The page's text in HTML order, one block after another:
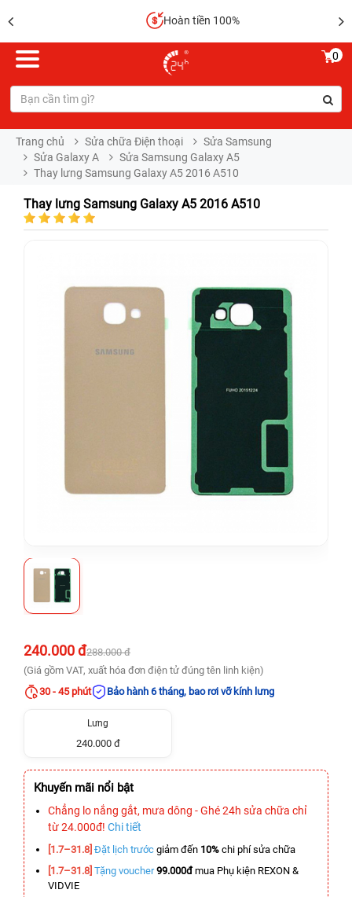
Hoàn tiền 100%
0
Trang chủ Sửa chữa Điện thoại
Sửa Samsung
Sửa Galaxy A
Sửa Samsung Galaxy A5
Thay lưng Samsung Galaxy A5 2016 A510
Thay lưng Samsung Galaxy A5 2016 A510
240.000 đ288.000 đ
(Giá gồm VAT, xuất hóa đơn điện tử đúng tên linh kiện)
30 - 45 phút
Bảo hành 6 tháng, bao rơi vỡ kính lưng
Lưng
240.000 đ
Khuyến mãi nổi bật
Chẳng lo nắng gắt, mưa dông - Ghé 24h sửa chữa chỉ
từ 24.000đ! Chi tiết
[1.7–31.8] Đặt lịch trước giảm đến 10% chi phí sửa chữa
[1.7–31.8] Tặng voucher 99.000đmua Phụ kiện REXON &
VIDVIE